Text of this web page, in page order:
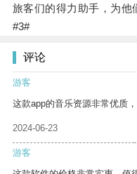
旅客们的得力助手，为他
#3#
评论
游客
这款app的音乐资源非常优质
2024-06-23
游客